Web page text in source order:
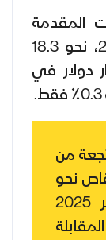
المقدمة
للتقاص خلال الفترة من العام 2025، نحو 18.3
مع 18.28 مليار دولار في
من
نحو
7.2٪ حتى نهاية نوفمبر 2025
المقابلة